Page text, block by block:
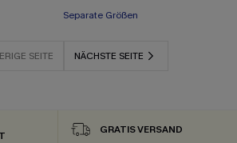
Separate Größen
SEITE NÄCHSTE SEITE
GRATIS VERSAND